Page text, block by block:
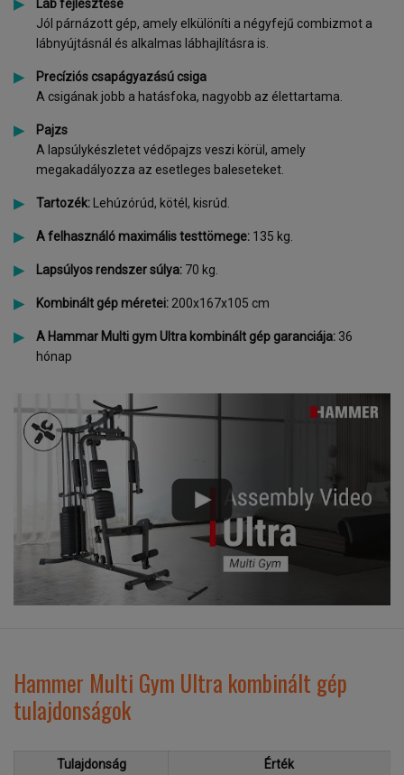
Láb fejlesztése
Jól párnázott gép, amely elkülöníti a négyfejű combizmot a
lábnyújtásnál és alkalmas lábhajlításra is.
Precíziós csapágyazású csiga
A csigának jobb a hatásfoka, nagyobb az élettartama.
Pajzs
A lapsúlykészletet védőpajzs veszi körül, amely
megakadályozza az esetleges baleseteket.
Tartozék: Lehúzórúd, kötél, kisrúd.
A felhasználó maximális testtömege: 135 kg.
Lapsúlyos rendszer súlya: 70 kg.
Kombinált gép méretei: 200x167x105 cm
A Hammar Multi gym Ultra kombinált gép garanciája: 36
hónap
Hammer Multi Gym Ultra kombinált gép
tulajdonságok
Tulajdonság Érték